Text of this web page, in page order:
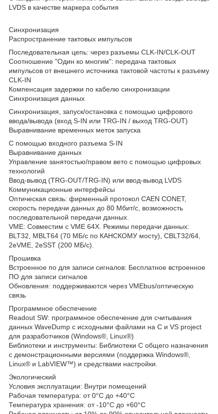
LVDS в качестве маркера события
Синхронизация
Распространение тактовых импульсов
Последовательная цепь: через разъемы CLK‐IN/CLK‐OUT
Соотношение "Один ко многим": передача тактовых
импульсов от внешнего источника тактовой частоты к разъему
CLK‐IN
Компенсация задержки по кабелю синхронизации
Синхронизация данных
Синхронизация, запуск/остановка с помощью цифрового
ввода/вывода (вход S‐IN или TRG‐IN / выход TRG‐OUT)
Выравнивание временных меток запуска
С помощью входного разъема S‐IN
Выравнивание данных
Управление занятостью/правом вето с помощью цифровых
технологий
Ввод‐вывод (TRG‐OUT/TRG-IN) или ввод-вывод LVDS
Коммуникационные интерфейсы
Оптическая связь: фирменный протокол CAEN CONET,
скорость передачи данных до 80 Мбит/с, возможность
последовательной передачи данных.
VME: Совместим с VME 64X. Режимы передачи данных:
BLT32, MBLT64 (70 МБ/с по КАНСКОМУ мосту), CBLT32/64,
2eVME, 2eSST (200 МБ/с).
Прошивка
Встроенное по для записи сигналов: Бесплатное встроенное
ПО для записи сигналов
Обновления: поддерживаются через VMEbus/оптическую
связь
Программное обеспечение
Readout SW: программное обеспечение для считывания
данных WaveDump с исходными файлами на C и VS project
для разработчиков (Windows®, Linux®)
Библиотеки и инструменты: Библиотеки C общего назначения
с демонстрационными версиями (поддержка Windows®,
Linux® и LabVIEW™) и средствами настройки.
Экологический
Условия эксплуатации: Внутри помещений
Рабочая температура: от 0°C до +40°C
Температура хранения: от -10°C до +60°C